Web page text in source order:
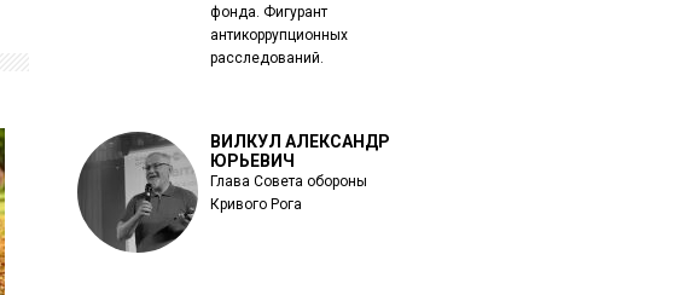
фонда. Фигурант
антикоррупционных
расследований.
ВИЛКУЛ АЛЕКСАНДР
ЮРЬЕВИЧ
Глава Совета обороны
Кривого Рога